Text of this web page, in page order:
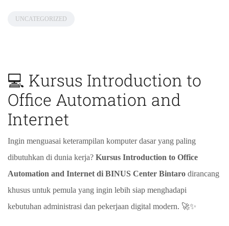
UNCATEGORIZED
💻 Kursus Introduction to
Office Automation and
Internet
Ingin menguasai keterampilan komputer dasar yang paling
dibutuhkan di dunia kerja? Kursus Introduction to Office
Automation and Internet di BINUS Center Bintaro dirancang
khusus untuk pemula yang ingin lebih siap menghadapi
kebutuhan administrasi dan pekerjaan digital modern. 🚀✨